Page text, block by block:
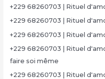
+229 68260703 | Rituel
+229 68260703 | Rituel
+229 68260703 | Rituel
+229 68260703 | Rituel
faire soi même
+229 68260703 | Rituel